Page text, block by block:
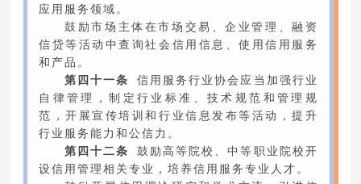
应用服务领域。
鼓励市场主体在市场交易、企业管理、融资
信贷等活动中查询社会信用信息、使用信用服务
和产品。
第四十一条
信用服务行业协会应当加强行业
自律管理，制定行业标准、技术规范和管理规
范，开展宣传培训和行业信息发布等活动，提升
行业服务能力和公信力。
第四十二条
鼓励高等院校、中等职业院校开
设信用管理相关专业，培养信用服务专业人才。